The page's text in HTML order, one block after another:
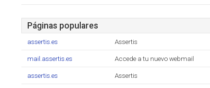
Páginas populares
assertis.es Assertis
mail.assertis.es Accede a tu nuevo webmail
assertis.es Assertis